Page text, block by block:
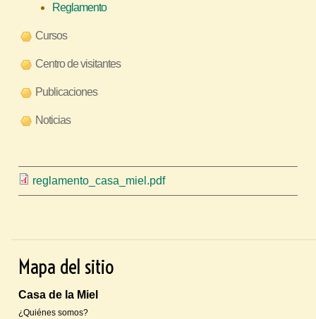
d
q
u
í
Reglamento
Cursos
Centro de visitantes
Publicaciones
Noticias
reglamento_casa_miel.pdf
Mapa del sitio
Casa de la Miel
¿Quiénes somos?